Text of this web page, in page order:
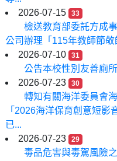
2026-07-15
33
檢送教育部委託方成
公司辦理「115年教師節敬
2026-07-10
31
公告本校性別友善廁
2026-07-23
30
轉知有關海洋委員會
「2026海洋保育創意短影
已...
2026-07-23
29
毒品危害與毒駕風險